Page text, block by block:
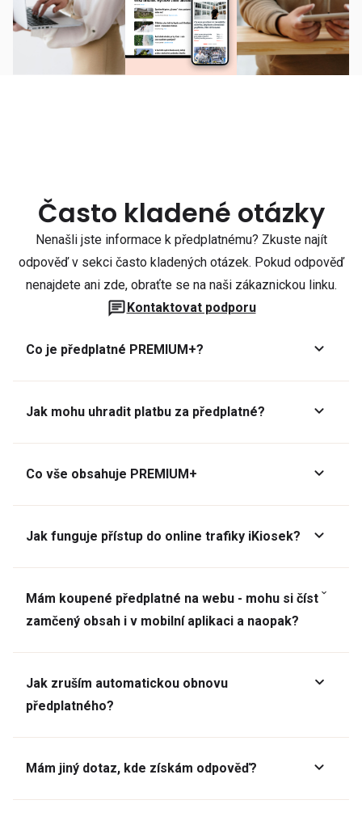
Často kladené otázky
Nenašli jste informace k předplatnému? Zkuste najít
odpověď v sekci často kladených otázek. Pokud odpověď
nenajdete ani zde, obraťte se na naši zákaznickou linku.
Kontaktovat podporu
Co je předplatné PREMIUM+?
Jak mohu uhradit platbu za předplatné?
Co vše obsahuje PREMIUM+
Jak funguje přístup do online trafiky iKiosek?
Mám koupené předplatné na webu - mohu si číst
zamčený obsah i v mobilní aplikaci a naopak?
Jak zruším automatickou obnovu
předplatného?
Mám jiný dotaz, kde získám odpověď?